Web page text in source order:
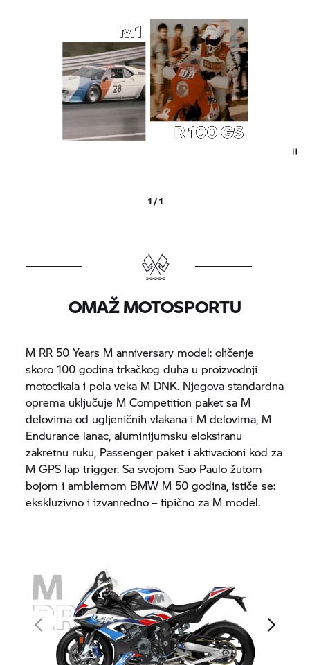
1 / 1
OMAŽ MOTOSPORTU
M RR 50 Years M anniversary model: oličenje
skoro 100 godina trkačkog duha u proizvodnji
motocikala i pola veka M DNK. Njegova standardna
oprema uključuje M Competition paket sa M
delovima od ugljeničnih vlakana i M delovima, M
Endurance lanac, aluminijumsku eloksiranu
zakretnu ruku, Passenger paket i aktivacioni kod za
M GPS lap trigger. Sa svojom Sao Paulo žutom
bojom i amblemom BMW M 50 godina, ističe se:
ekskluzivno i izvanredno – tipično za M model.